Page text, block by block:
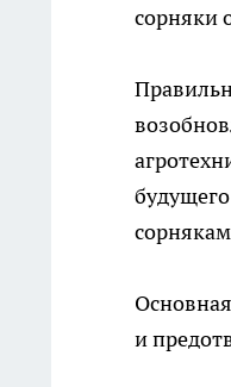
сорняки
и